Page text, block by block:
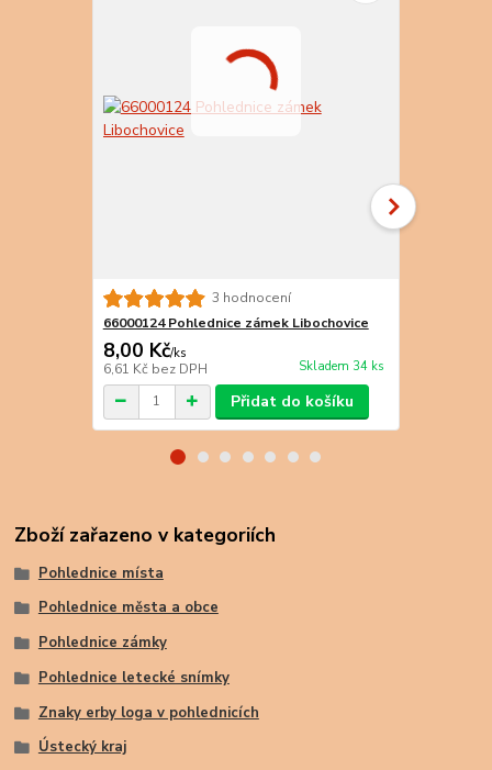
3 hodnocení
66000124 Pohlednice zámek Libochovice
8,00 Kč/ks
6,61 Kč bez DPH Skladem 34 ks
Přidat do košíku
Zboží zařazeno v kategoriích
Pohlednice místa
Pohlednice města a obce
Pohlednice zámky
Pohlednice letecké snímky
Znaky erby loga v pohlednicích
Ústecký kraj